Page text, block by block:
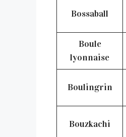
Bossaball
Boule
lyonnaise
Boulingrin
Bouzkachi